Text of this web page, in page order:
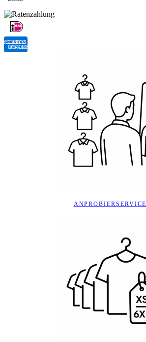
ANPROBIERSERVICE